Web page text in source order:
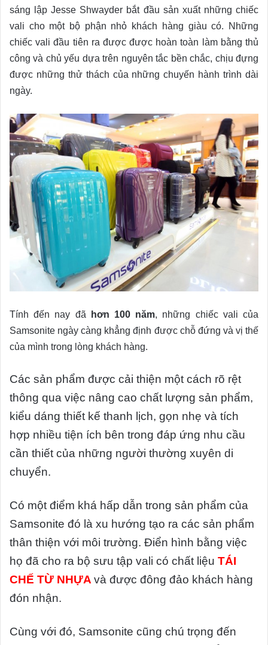
sáng lập Jesse Shwayder bắt đầu sản xuất những chiếc
vali cho một bộ phận nhỏ khách hàng giàu có. Những
chiếc vali đầu tiên ra được được hoàn toàn làm bằng thủ
công và chủ yếu dựa trên nguyên tắc bền chắc, chịu đựng
được những thử thách của những chuyến hành trình dài
ngày.
Tính đến nay đã hơn 100 năm, những chiếc vali của
Samsonite ngày càng khẳng định được chỗ đứng và vị thế
của mình trong lòng khách hàng.
Các sản phẩm được cải thiện một cách rõ rệt
thông qua việc nâng cao chất lượng sản phẩm,
kiểu dáng thiết kế thanh lịch, gọn nhẹ và tích
hợp nhiều tiện ích bên trong đáp ứng nhu cầu
cần thiết của những người thường xuyên di
chuyển.
Có một điểm khá hấp dẫn trong sản phẩm của
Samsonite đó là xu hướng tạo ra các sản phẩm
thân thiện với môi trường. Điển hình bằng việc
họ đã cho ra bộ sưu tập vali có chất liệu TÁI
CHẾ TỪ NHỰA và được đông đảo khách hàng
đón nhận.
Cùng với đó, Samsonite cũng chú trọng đến